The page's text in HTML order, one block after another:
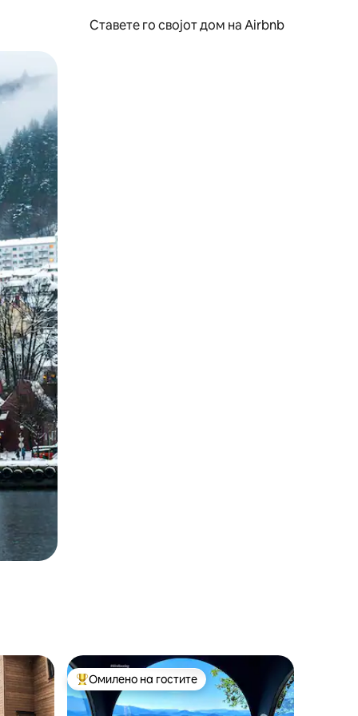
Ставете го својот дом на Airbnb
или со лизгање.
Меѓу најуспешните „Омилени на гостите“
Омилено на гостите